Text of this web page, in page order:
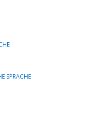
SPRACHE